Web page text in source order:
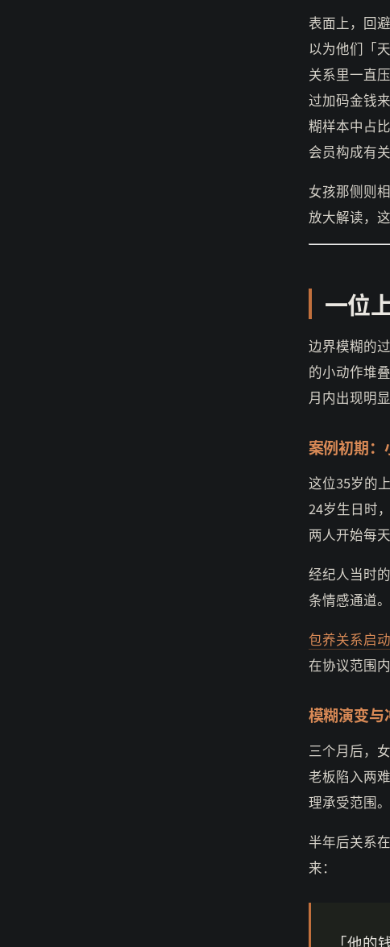
表面上，回
以为他们「
关系里一直
过加码金钱
糊样本中占
会员构成有
女孩那侧则
放大解读，
一位
边界模糊的
的小动作堆
月内出现明
案例初期：
这位35岁的
24岁生日时
两人开始每
经纪人当时
条情感通道。
包养关系启
在协议范围
模糊演变与
三个月后，
老板陷入两
理承受范围。
半年后关系
来：
「他